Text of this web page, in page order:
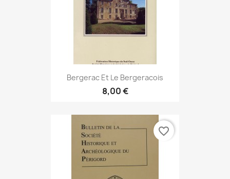
Bergerac Et Le Bergeracois
8,00 €
favorite_border